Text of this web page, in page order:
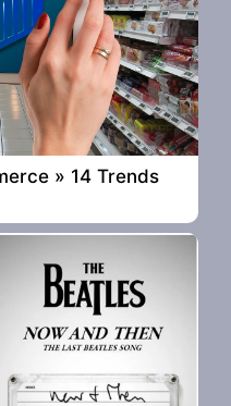
» 14 Trends